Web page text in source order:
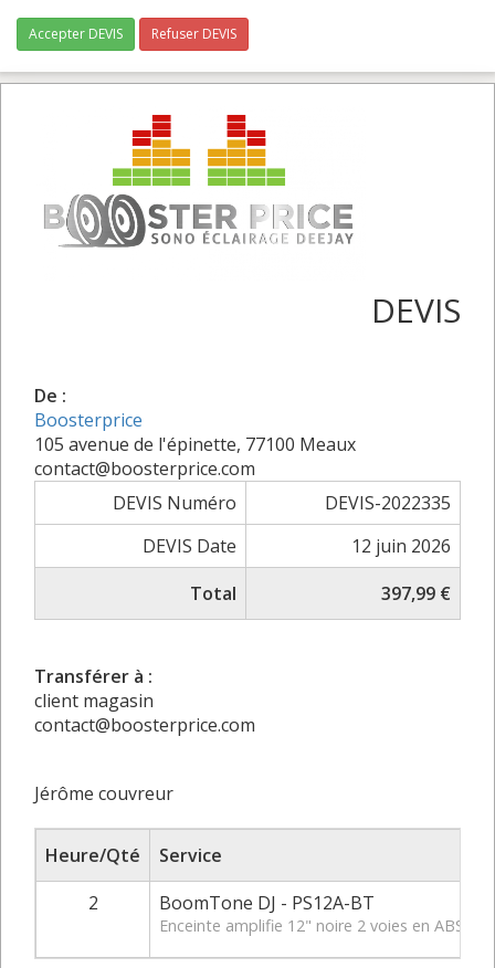
Accepter DEVIS Refuser DEVIS
DEVIS
De :
Boosterprice
105 avenue de l'épinette, 77100 Meaux
contact@boosterprice.com
DEVIS Numéro
DEVIS-2022335
DEVIS Date
12 juin 2026
Total
397,99 €
Transférer à :
client magasin
contact@boosterprice.com
Jérôme couvreur
Heure/Qté
Service
2
BoomTone DJ - PS12A-BT
Enceinte amplifie 12" noire 2 voies en ABS,